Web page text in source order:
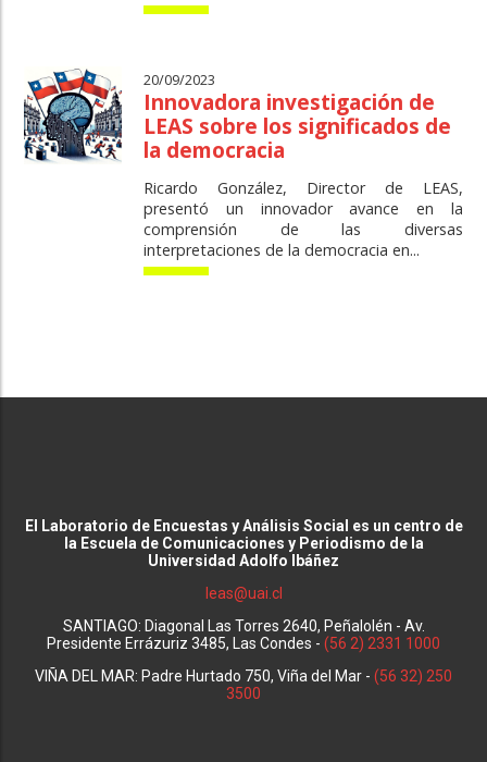
20/09/2023
Innovadora investigación de
LEAS sobre los significados de
la democracia
Ricardo González, Director de LEAS,
presentó un innovador avance en la
comprensión de las diversas
interpretaciones de la democracia en...
El Laboratorio de Encuestas y Análisis Social es un centro de
la Escuela de Comunicaciones y Periodismo de la
Universidad Adolfo Ibáñez
leas@uai.cl
SANTIAGO: Diagonal Las Torres 2640, Peñalolén - Av.
Presidente Errázuriz 3485, Las Condes - (56 2) 2331 1000
VIÑA DEL MAR: Padre Hurtado 750, Viña del Mar - (56 32) 250
3500